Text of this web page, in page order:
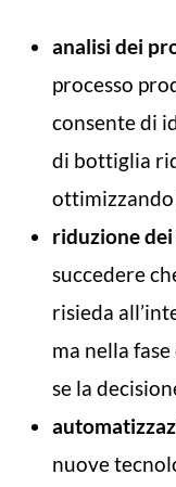
analisi dei
processo
consente di
di bottiglia
riduzione
succedere
risieda
ma nella
se la
nuove